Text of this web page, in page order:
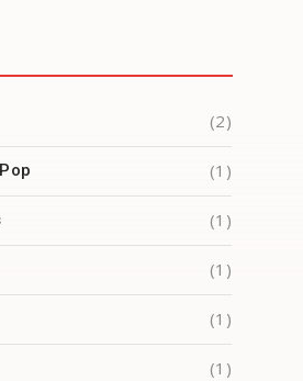
(2)
(1)
(1)
(1)
(1)
(1)